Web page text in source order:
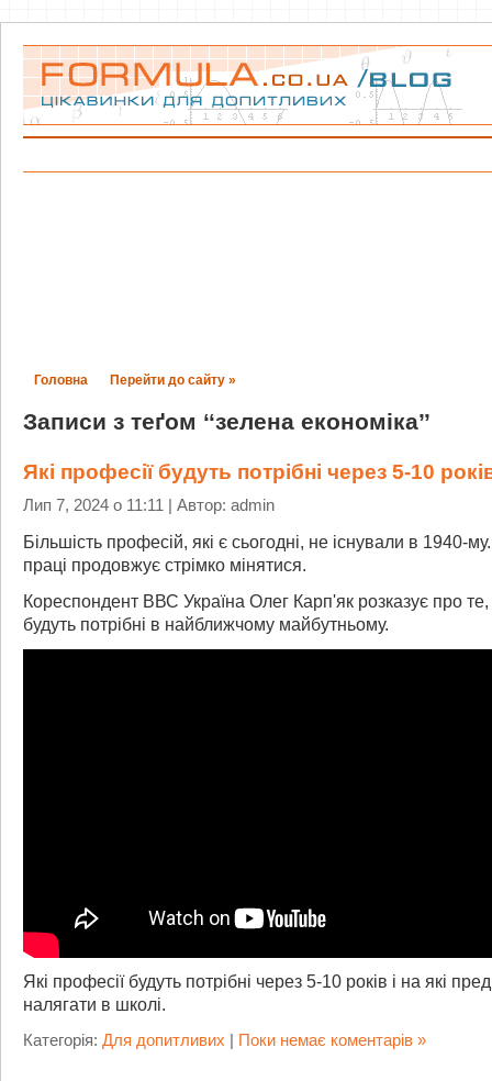
Головна Перейти до сайту »
Записи з теґом ‘‘зелена економіка’’
Які професії будуть потрібні через 5-10
Лип 7, 2024 о 11:11 | Автор: admin
Більшість професій, які є сьогодні, не існували в 1940-
праці продовжує стрімко мінятися.
Кореспондент ВВС Україна Олег Карп'як розказує про те,
будуть потрібні в найближчому майбутньому.
Які професії будуть потрібні через 5-10 років і на які
налягати в школі.
Категорія: Для допитливих Поки немає коментарів »